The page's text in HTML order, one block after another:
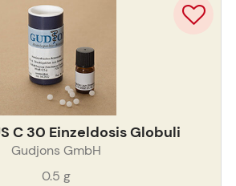
C 30 Einzeldosis Globuli
Gudjons GmbH
0.5 g